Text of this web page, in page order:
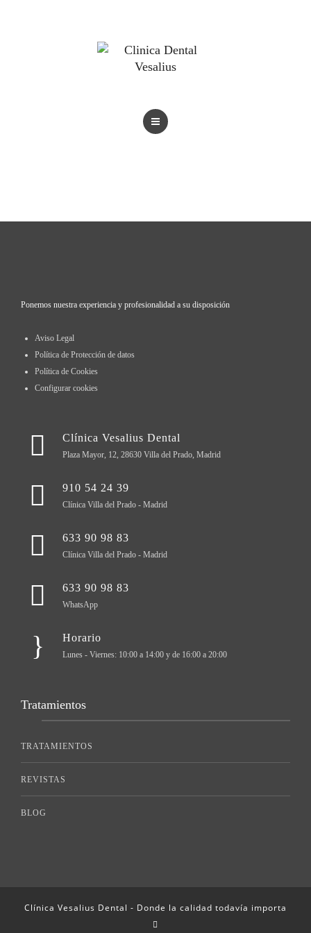
Ponemos nuestra experiencia y profesionalidad a su disposición
Aviso Legal
Política de Protección de datos
Política de Cookies
Configurar cookies
Clínica Vesalius Dental
Plaza Mayor, 12, 28630 Villa del Prado, Madrid
910 54 24 39
Clínica Villa del Prado - Madrid
633 90 98 83
Clínica Villa del Prado - Madrid
633 90 98 83
WhatsApp
Horario
Lunes - Viernes: 10:00 a 14:00 y de 16:00 a 20:00
Tratamientos
TRATAMIENTOS
REVISTAS
BLOG
Clínica Vesalius Dental - Donde la calidad todavía importa